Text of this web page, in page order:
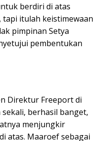
berdiri di atas
tapi itulah keistimewaan
pimpinan Setya
pembentukan
Direktur Freeport di
berhasil banget,
menjungkir
atas. Maaroef sebagai